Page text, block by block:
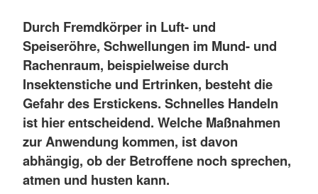
Durch Fremdkörper in Luft- und
Speiseröhre, Schwellungen im Mund- und
Rachenraum, beispielweise durch
Insektenstiche und Ertrinken, besteht die
Gefahr des Erstickens. Schnelles Handeln
ist hier entscheidend. Welche Maßnahmen
zur Anwendung kommen, ist davon
abhängig, ob der Betroffene noch sprechen,
atmen und husten kann.